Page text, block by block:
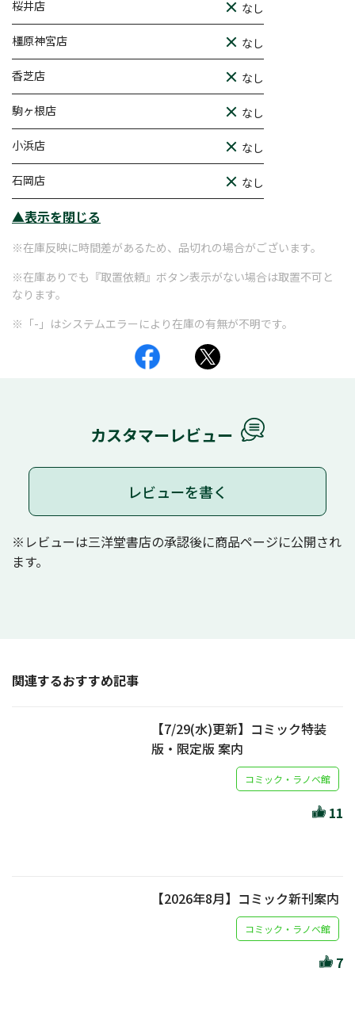
桜井店 なし
橿原神宮店 なし
香芝店 なし
駒ヶ根店 なし
小浜店 なし
石岡店 なし
▲表示を閉じる
※在庫反映に時間差があるため、品切れの場合がございます。
※在庫ありでも『取置依頼』ボタン表示がない場合は取置不可と
なります。
※「-」はシステムエラーにより在庫の有無が不明です。
カスタマーレビュー
レビューを書く
※レビューは三洋堂書店の承認後に商品ページに公開され
ます。
関連するおすすめ記事
【7/29(水)更新】コミック特装
版・限定版 案内
コミック・ラノベ館
11
【2026年8月】コミック新刊案内
コミック・ラノベ館
7